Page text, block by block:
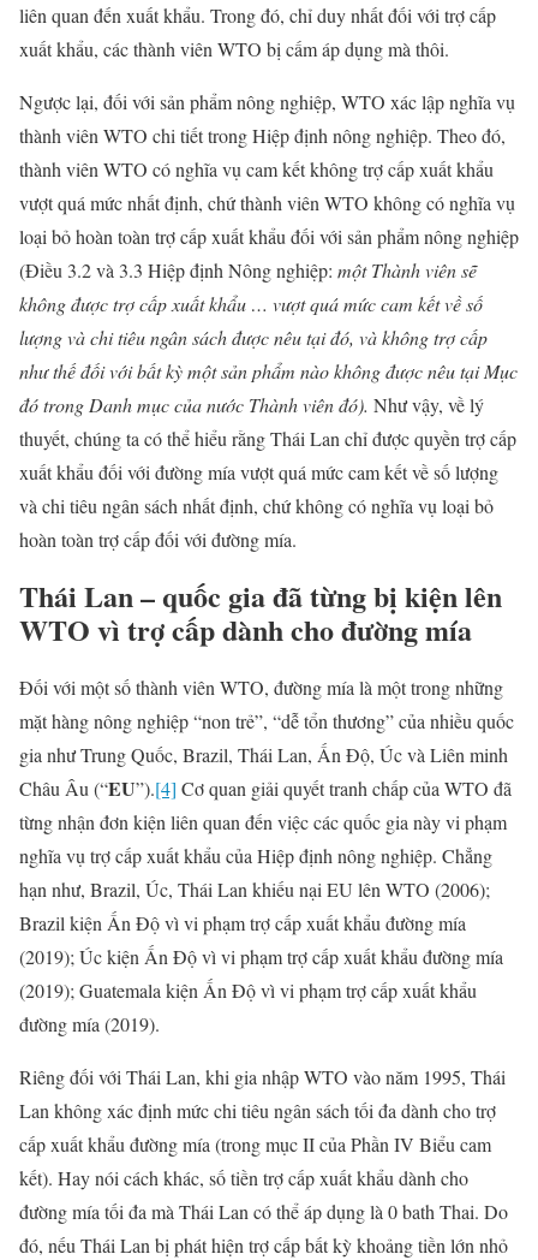
liên quan đến xuất khẩu. Trong đó, chỉ duy nhất đối với trợ cấp
xuất khẩu, các thành viên WTO bị cấm áp dụng mà thôi.
Ngược lại, đối với sản phẩm nông nghiệp, WTO xác lập nghĩa vụ
thành viên WTO chi tiết trong Hiệp định nông nghiệp. Theo đó,
thành viên WTO có nghĩa vụ cam kết không trợ cấp xuất khẩu
vượt quá mức nhất định, chứ thành viên WTO không có nghĩa vụ
loại bỏ hoàn toàn trợ cấp xuất khẩu đối với sản phẩm nông nghiệp
(Điều 3.2 và 3.3 Hiệp định Nông nghiệp: một Thành viên sẽ
không được trợ cấp xuất khẩu … vượt quá mức cam kết về số
lượng và chi tiêu ngân sách được nêu tại đó, và không trợ cấp
như thế đối với bất kỳ một sản phẩm nào không được nêu tại Mục
đó trong Danh mục của nước Thành viên đó). Như vậy, về lý
thuyết, chúng ta có thể hiểu rằng Thái Lan chỉ được quyền trợ cấp
xuất khẩu đối với đường mía vượt quá mức cam kết về số lượng
và chi tiêu ngân sách nhất định, chứ không có nghĩa vụ loại bỏ
hoàn toàn trợ cấp đối với đường mía.
Thái Lan –quốc giađã từng bị kiện lên
WTO vì trợ cấpdành chođườngmía
Đối với một số thành viên WTO, đường mía là một trong những
mặt hàng nông nghiệp “non trẻ”, “dễ tổn thương” của nhiều quốc
gia như Trung Quốc, Brazil, Thái Lan, Ấn Độ, Úc và Liên minh
Châu Âu (“EU”).[4] Cơ quan giải quyết tranh chấp của WTO đã
từng nhận đơn kiện liên quan đến việc các quốc gia này vi phạm
nghĩa vụ trợ cấp xuất khẩu của Hiệp định nông nghiệp. Chẳng
hạn như, Brazil, Úc, Thái Lan khiếu nại EU lên WTO (2006);
Brazil kiện Ấn Độ vì vi phạm trợ cấp xuất khẩu đường mía
(2019); Úc kiện Ấn Độ vì vi phạm trợ cấp xuất khẩu đường mía
(2019); Guatemala kiện Ấn Độ vì vi phạm trợ cấp xuất khẩu
đường mía (2019).
Riêng đối với Thái Lan, khi gia nhập WTO vào năm 1995, Thái
Lan không xác định mức chi tiêu ngân sách tối đa dành cho trợ
cấp xuất khẩu đường mía (trong mục II của Phần IV Biểu cam
kết). Hay nói cách khác, số tiền trợ cấp xuất khẩu dành cho
đường mía tối đa mà Thái Lan có thể áp dụng là 0 bath Thai. Do
đó, nếu Thái Lan bị phát hiện trợ cấp bất kỳ khoảng tiền lớn nhỏ